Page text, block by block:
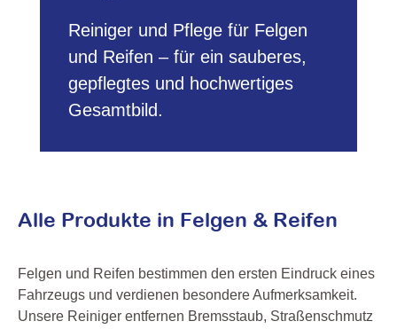
Reiniger und Pflege für Felgen
und Reifen – für ein sauberes,
gepflegtes und hochwertiges
Gesamtbild.
Alle Produkte in Felgen & Reifen
Felgen und Reifen bestimmen den ersten Eindruck eines
Fahrzeugs und verdienen besondere Aufmerksamkeit.
Unsere Reiniger entfernen Bremsstaub, Straßenschmutz